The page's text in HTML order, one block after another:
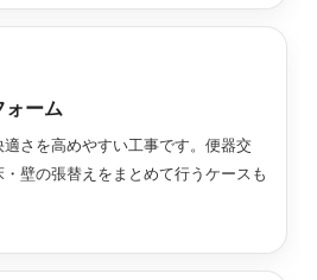
ォーム
さを高めやすい工事です。便器交
壁の張替えをまとめて行うケースも